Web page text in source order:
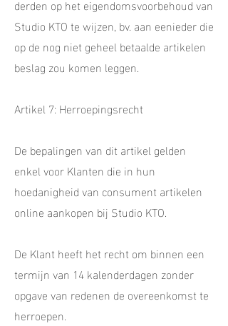
derden op het eigendomsvoorbehoud van
Studio KTO te wijzen, bv. aan eenieder die
op de nog niet geheel betaalde artikelen
beslag zou komen leggen.
Artikel 7: Herroepingsrecht
De bepalingen van dit artikel gelden
enkel voor Klanten die in hun
hoedanigheid van consument artikelen
online aankopen bij Studio KTO.
De Klant heeft het recht om binnen een
termijn van 14 kalenderdagen zonder
opgave van redenen de overeenkomst te
herroepen.